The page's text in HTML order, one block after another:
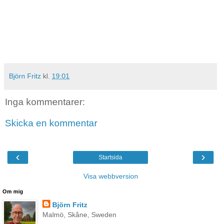
Björn Fritz kl. 19:01
Inga kommentarer:
Skicka en kommentar
‹ ›
Startsida
Visa webbversion
Om mig
Björn Fritz
Malmö, Skåne, Sweden